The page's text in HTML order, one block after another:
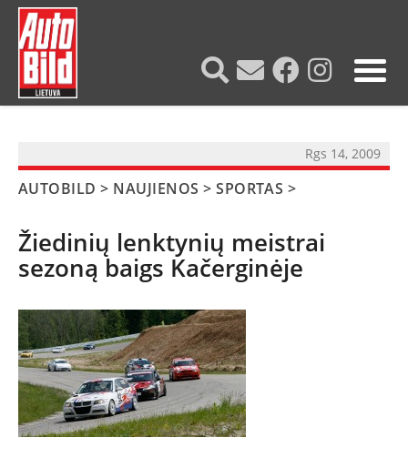
Rgs 14, 2009
AUTOBILD > NAUJIENOS >SPORTAS >
Žiedinių lenktynių meistrai
sezoną baigs Kačerginėje